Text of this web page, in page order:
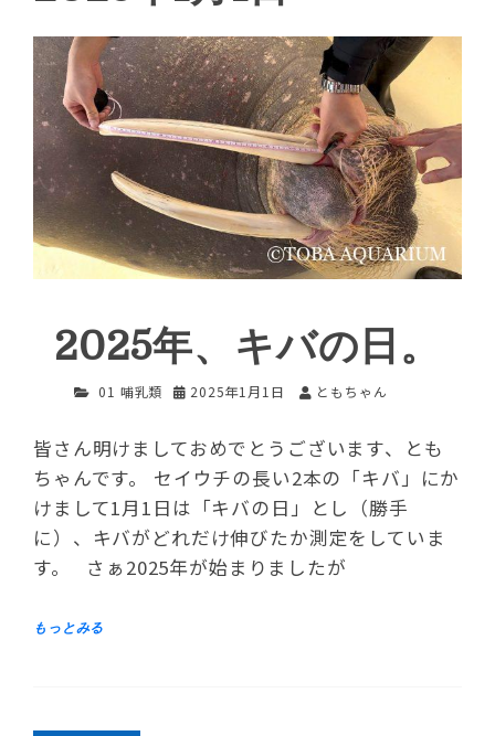
2025年、キバの日。
01 哺乳類 2025年1月1日 ともちゃん
皆さん明けましておめでとうございます、とも
ちゃんです。 セイウチの長い2本の「キバ」にか
けまして1月1日は「キバの日」とし（勝手
に）、キバがどれだけ伸びたか測定をしていま
す。 さぁ2025年が始まりましたが